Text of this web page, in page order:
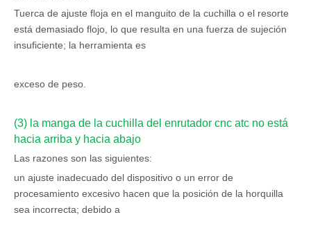
Tuerca de ajuste floja en el manguito de la cuchilla o el resorte
está demasiado flojo, lo que resulta en una fuerza de sujeción
insuficiente; la herramienta es
exceso de peso.
(3) la manga de la cuchilla del enrutador cnc atc no está
hacia arriba y hacia abajo
Las razones son las siguientes:
un ajuste inadecuado del dispositivo o un error de
procesamiento excesivo hacen que la posición de la horquilla
sea incorrecta; debido a